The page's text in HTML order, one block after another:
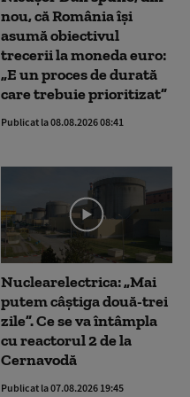
nou, că România își
asumă obiectivul
trecerii la moneda euro:
„E un proces de durată
care trebuie prioritizat”
Publicat la 08.08.2026 08:41
Nuclearelectrica: „Mai
putem câștiga două-trei
zile”. Ce se va întâmpla
cu reactorul 2 de la
Cernavodă
Publicat la 07.08.2026 19:45